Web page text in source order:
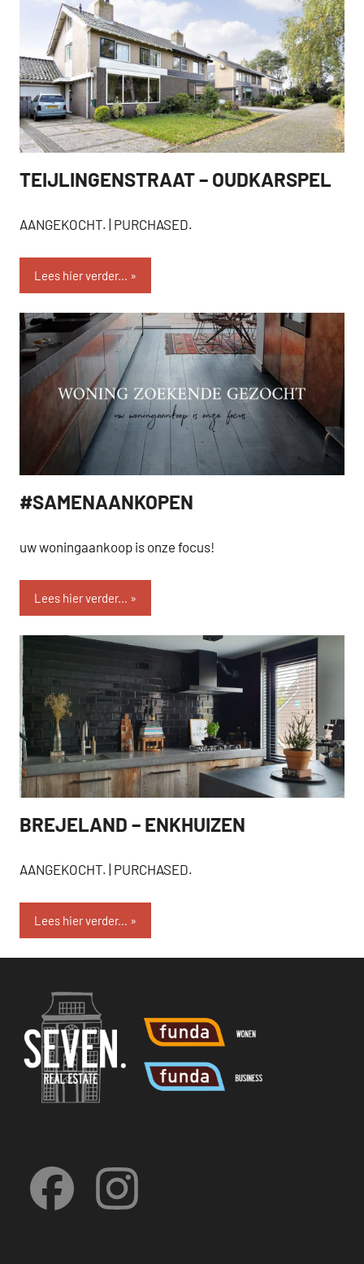
AANGEKOCHT
TEIJLINGENSTRAAT – OUDKARSPEL
AANGEKOCHT. | PURCHASED.
Lees hier verder...
SEVEN.
#SAMENAANKOPEN
uw woningaankoop is onze focus!
Lees hier verder...
AANGEKOCHT
BREJELAND – ENKHUIZEN
AANGEKOCHT. | PURCHASED.
Lees hier verder...
Facebook